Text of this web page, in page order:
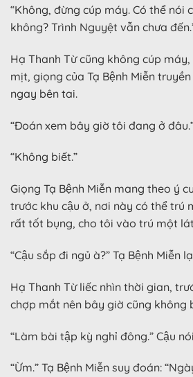
“Không, đừng cúp máy. Có thể nói
không? Trình Nguyệt vẫn chưa
Hạ Thanh Từ cũng không cúp
mịt, giọng của Tạ Bệnh Miễn
ngay bên tai.
“Đoán xem bây giờ tôi đang ở
“Không biết.”
Giọng Tạ Bệnh Miễn mang theo ý
trước khu cậu ở, nơi này có thể trú
rất tốt bụng, cho tôi vào trú một
“Cậu sắp đi ngủ à?” Tạ Bệnh Miễn
Hạ Thanh Từ liếc nhìn thời gian,
chợp mắt nên bây giờ cũng không
“Làm bài tập kỳ nghỉ đông.” Cậu
“Ừm.” Tạ Bệnh Miễn suy đoán: